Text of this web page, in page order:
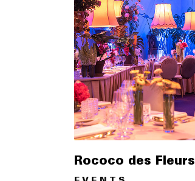
Rococo des Fleurs